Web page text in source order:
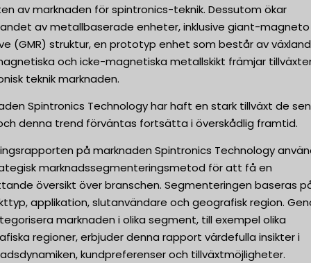
av marknaden för spintronics-teknik. Dessutom ökar
av metallbaserade enheter, inklusive giant-magneto
(GMR) struktur, en prototyp enhet som består av
och icke-magnetiska metallskikt främjar
teknik marknaden.
Spintronics Technology har haft en stark tillväxt de
denna trend förväntas fortsätta i överskådlig framtid.
på marknaden Spintronics Technology
marknadssegmenteringsmetod för att få en
översikt över branschen. Segmenteringen baseras
applikation, slutanvändare och geografisk region.
marknaden i olika segment, till exempel olika
regioner, erbjuder denna rapport värdefulla insikter i
kundpreferenser och tillväxtmöjligheter.